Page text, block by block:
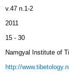
v.47 n.1-2
2011
15 - 30
Namgyal Institute of
http://